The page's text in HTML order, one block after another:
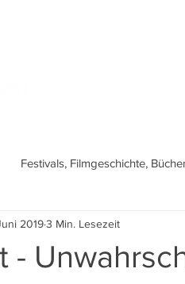
Festivals, Filmgeschichte,
-
20193 Min. Lesezeit